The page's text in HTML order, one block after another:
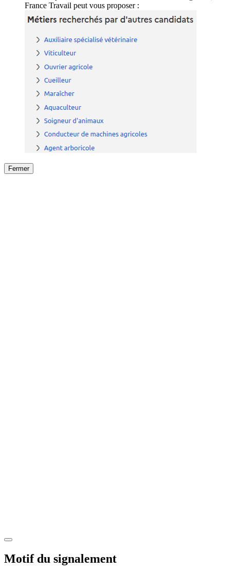
France Travail peut vous proposer :
Fermer
Motif du signalement